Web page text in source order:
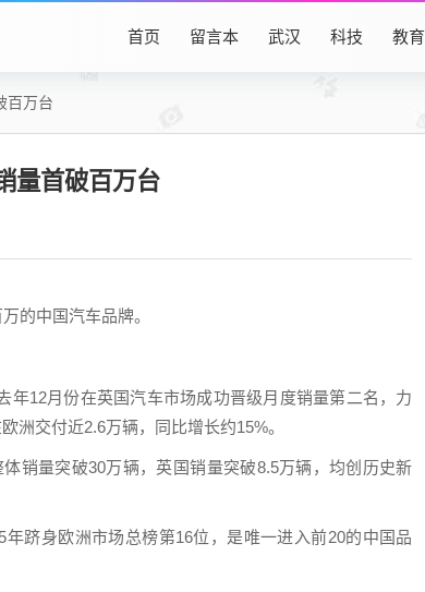
首页 留言本 武汉 科技 教育
百万台
量首破百万台
的中国汽车品牌。
12月份在英国汽车市场成功晋级月度销量第二名，力
洲交付近2.6万辆，同比增长约15%。
销量突破30万辆，英国销量突破8.5万辆，均创历史新
跻身欧洲市场总榜第16位，是唯一进入前20的中国品